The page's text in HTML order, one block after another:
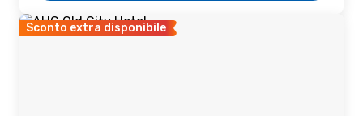
Sconto extra disponibile